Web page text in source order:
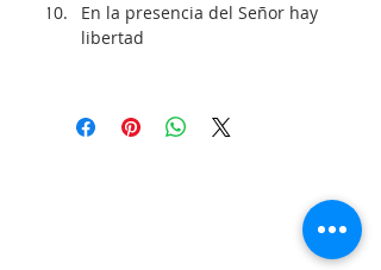
En la presencia del Señor hay
libertad
SOMOS UNA IGLESIA QUE CREE EN
JESUCRISTO COMO NUESTRO SEÑOR Y